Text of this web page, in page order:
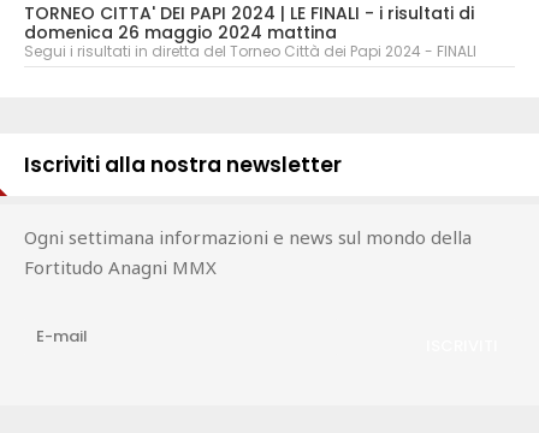
TORNEO CITTA' DEI PAPI 2024 | LE FINALI - i risultati di
domenica 26 maggio 2024 mattina
Segui i risultati in diretta del Torneo Città dei Papi 2024 - FINALI
Iscriviti alla nostra newsletter
Ogni settimana informazioni e news sul mondo della
Fortitudo Anagni MMX